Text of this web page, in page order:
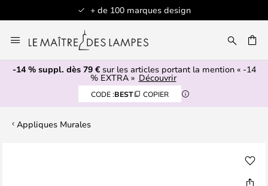
+ de 100 marques design
au
contenu
-14 % suppl. dès 79 €sur les articles portant la mention « -14
% EXTRA » Découvrir
CODE :BEST COPIER
Appliques Murales